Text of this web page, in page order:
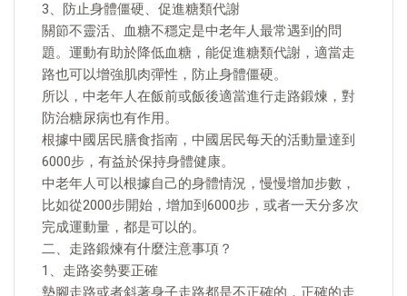
3、防止身體僵硬、促進糖類代謝
關節不靈活、血糖不穩定是中老年人最常遇到的問
題。運動有助於降低血糖，能促進糖類代謝，適當走
路也可以增強肌肉彈性，防止身體僵硬。
所以，中老年人在飯前或飯後適當進行走路鍛煉，對
防治糖尿病也有作用。
根據中國居民膳食指南，中國居民每天的活動量達到
6000步，有益於保持身體健康。
中老年人可以根據自己的身體情況，慢慢增加步數，
比如從2000步開始，增加到6000步，或者一天分多次
完成運動量，都是可以的。
二、走路鍛煉有什麼注意事項？
1、走路姿勢要正確
墊腳走路或者斜著身子走路都是不正確的，正確的走